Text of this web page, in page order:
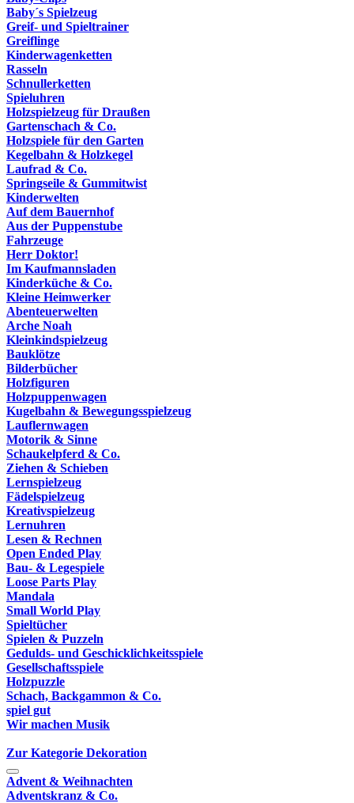
Baby´s Spielzeug
Greif- und Spieltrainer
Greiflinge
Kinderwagenketten
Rasseln
Schnullerketten
Spieluhren
Holzspielzeug für Draußen
Gartenschach & Co.
Holzspiele für den Garten
Kegelbahn & Holzkegel
Laufrad & Co.
Springseile & Gummitwist
Kinderwelten
Auf dem Bauernhof
Aus der Puppenstube
Fahrzeuge
Herr Doktor!
Im Kaufmannsladen
Kinderküche & Co.
Kleine Heimwerker
Abenteuerwelten
Arche Noah
Kleinkindspielzeug
Bauklötze
Bilderbücher
Holzfiguren
Holzpuppenwagen
Kugelbahn & Bewegungsspielzeug
Lauflernwagen
Motorik & Sinne
Schaukelpferd & Co.
Ziehen & Schieben
Lernspielzeug
Fädelspielzeug
Kreativspielzeug
Lernuhren
Lesen & Rechnen
Open Ended Play
Bau- & Legespiele
Loose Parts Play
Mandala
Small World Play
Spieltücher
Spielen & Puzzeln
Gedulds- und Geschicklichkeitsspiele
Gesellschaftsspiele
Holzpuzzle
Schach, Backgammon & Co.
spiel gut
Wir machen Musik
Zur Kategorie Dekoration
Advent & Weihnachten
Adventskranz & Co.